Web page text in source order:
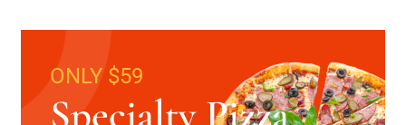
ONLY $59
Specialty Pizza